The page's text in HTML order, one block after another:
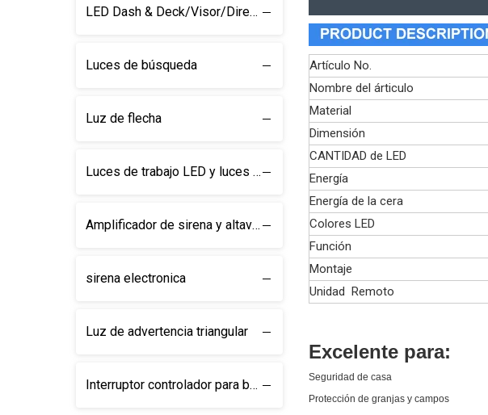
LED Dash & Deck/Visor/Direction Barra de luz
Luces de búsqueda
Luz de flecha
Luces de trabajo LED y luces de búsqueda
Amplificador de sirena y altavoz
sirena electronica
Luz de advertencia triangular
Interruptor controlador para barras de luces
Artículo No.
Nombre del árticulo
Material
Dimensión
CANTIDAD de LED
Energía
Energía de la cera
Colores LED
Función
Montaje
Unidad Remoto
Excelente para:
Seguridad de casa
Protección de granjas y campos